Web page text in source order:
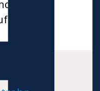
Anfrage